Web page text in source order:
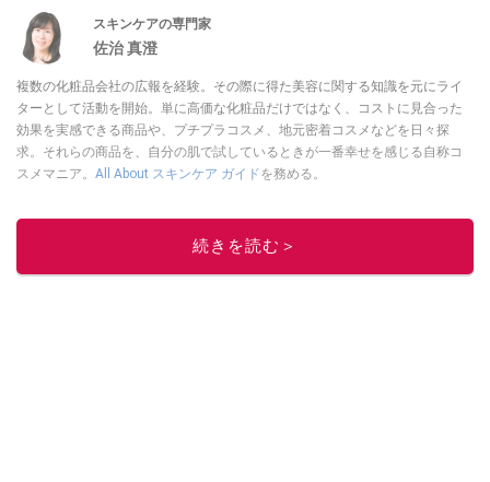
スキンケアの専門家
佐治 真澄
複数の化粧品会社の広報を経験。その際に得た美容に関する知識を元にライ
ターとして活動を開始。単に高価な化粧品だけではなく、コストに見合った
効果を実感できる商品や、プチプラコスメ、地元密着コスメなどを日々探
求。それらの商品を、自分の肌で試しているときが一番幸せを感じる自称コ
スメマニア。 All About スキンケア ガイドを務める。
続きを読む＞